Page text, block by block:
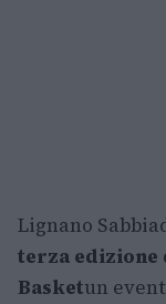
Lignano
terza edizione
Basketun